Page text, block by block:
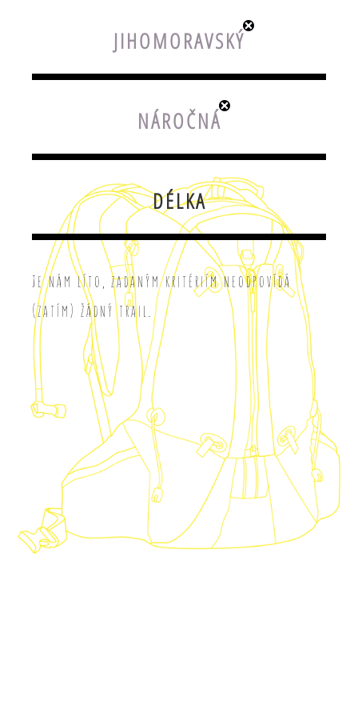
JIHOMORAVSKÝ
NÁROČNÁ
DÉLKA
Je nám líto, zadaným kritériím neodpovídá
(zatím) žádný trail.